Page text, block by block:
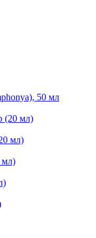
50 мл
мл)